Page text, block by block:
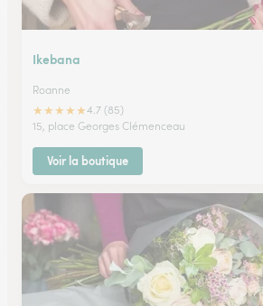
Ikebana
Roanne
★★★★★4.7 (85)
15, place Georges Clémenceau
Voir la boutique